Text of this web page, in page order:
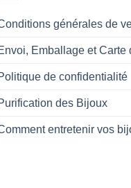
générales de
Emballage et Carte
de confidentialité
des Bijoux
entretenir vos